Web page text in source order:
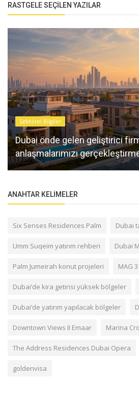
RASTGELE SEÇILEN YAZILAR
Sektörel Bilgiler
Dubai önde gelen geliştirici
anlaşmalarımızı
ANAHTAR KELIMELER
Six Senses Residences Palm Dubai
Umm Suqeim yatırım rehberi Dubai
Palm Jumeirah konut projeleri MAG
Dubai’de kira getirisi yüksek bölgeler
Dubai’de yatırım yapılacak bölgeler
Downtown Views II Emaar Marina
The Address Residences Dubai Opera
goldenvisa